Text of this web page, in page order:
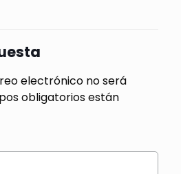
electrónico no será
obligatorios están